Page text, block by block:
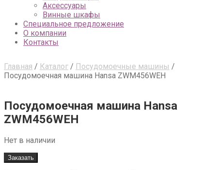
Аксессуары
Винные шкафы
Специальное предложение
О компании
Контакты
Главная / Каталог / Посудомоечные машины /
Посудомоечная машина Hansa ZWM456WEH
Посудомоечная машина Hansa
ZWM456WEH
Нет в наличии
Заказать